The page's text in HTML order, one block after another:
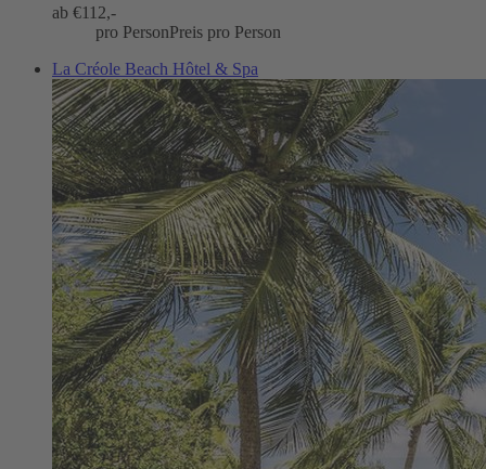
ab €112,-
pro PersonPreis pro Person
La Créole Beach Hôtel & Spa